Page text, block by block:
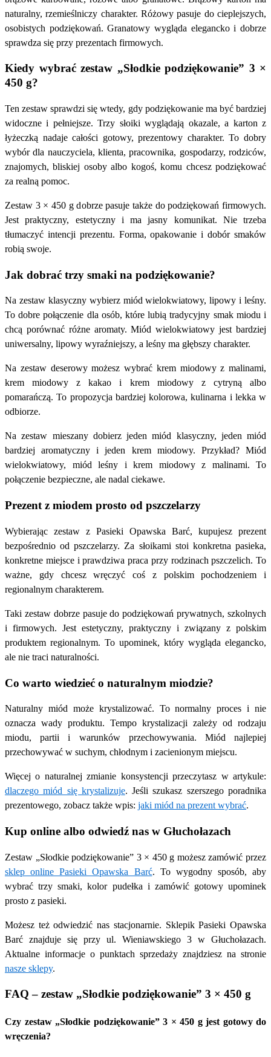
naturalny, rzemieślniczy charakter. Różowy pasuje do cieplejszych,
osobistych podziękowań. Granatowy wygląda elegancko i dobrze
sprawdza się przy prezentach firmowych.
Kiedy wybrać zestaw „Słodkie podziękowanie” 3 ×
450 g?
Ten zestaw sprawdzi się wtedy, gdy podziękowanie ma być bardziej
widoczne i pełniejsze. Trzy słoiki wyglądają okazale, a karton z
łyżeczką nadaje całości gotowy, prezentowy charakter. To dobry
wybór dla nauczyciela, klienta, pracownika, gospodarzy, rodziców,
znajomych, bliskiej osoby albo kogoś, komu chcesz podziękować
za realną pomoc.
Zestaw 3 × 450 g dobrze pasuje także do podziękowań firmowych.
Jest praktyczny, estetyczny i ma jasny komunikat. Nie trzeba
tłumaczyć intencji prezentu. Forma, opakowanie i dobór smaków
robią swoje.
Jak dobrać trzy smaki na podziękowanie?
Na zestaw klasyczny wybierz miód wielokwiatowy, lipowy i leśny.
To dobre połączenie dla osób, które lubią tradycyjny smak miodu i
chcą porównać różne aromaty. Miód wielokwiatowy jest bardziej
uniwersalny, lipowy wyraźniejszy, a leśny ma głębszy charakter.
Na zestaw deserowy możesz wybrać krem miodowy z malinami,
krem miodowy z kakao i krem miodowy z cytryną albo
pomarańczą. To propozycja bardziej kolorowa, kulinarna i lekka w
odbiorze.
Na zestaw mieszany dobierz jeden miód klasyczny, jeden miód
bardziej aromatyczny i jeden krem miodowy. Przykład? Miód
wielokwiatowy, miód leśny i krem miodowy z malinami. To
połączenie bezpieczne, ale nadal ciekawe.
Prezent z miodem prosto od pszczelarzy
Wybierając zestaw z Pasieki Opawska Barć, kupujesz prezent
bezpośrednio od pszczelarzy. Za słoikami stoi konkretna pasieka,
konkretne miejsce i prawdziwa praca przy rodzinach pszczelich. To
ważne, gdy chcesz wręczyć coś z polskim pochodzeniem i
regionalnym charakterem.
Taki zestaw dobrze pasuje do podziękowań prywatnych, szkolnych
i firmowych. Jest estetyczny, praktyczny i związany z polskim
produktem regionalnym. To upominek, który wygląda elegancko,
ale nie traci naturalności.
Co warto wiedzieć o naturalnym miodzie?
Naturalny miód może krystalizować. To normalny proces i nie
oznacza wady produktu. Tempo krystalizacji zależy od rodzaju
miodu, partii i warunków przechowywania. Miód najlepiej
przechowywać w suchym, chłodnym i zacienionym miejscu.
Więcej o naturalnej zmianie konsystencji przeczytasz w artykule:
dlaczego miód się krystalizuje. Jeśli szukasz szerszego poradnika
prezentowego, zobacz także wpis: jaki miód na prezent wybrać.
Kup online albo odwiedź nas w Głuchołazach
Zestaw „Słodkie podziękowanie” 3 × 450 g możesz zamówić przez
sklep online Pasieki Opawska Barć. To wygodny sposób, aby
wybrać trzy smaki, kolor pudełka i zamówić gotowy upominek
prosto z pasieki.
Możesz też odwiedzić nas stacjonarnie. Sklepik Pasieki Opawska
Barć znajduje się przy ul. Wieniawskiego 3 w Głuchołazach.
Aktualne informacje o punktach sprzedaży znajdziesz na stronie
nasze sklepy.
FAQ – zestaw „Słodkie podziękowanie” 3 × 450 g
Czy zestaw „Słodkie podziękowanie” 3 × 450 g jest gotowy do
wręczenia?